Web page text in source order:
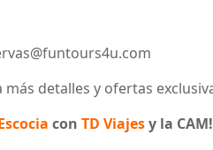
más detalles y ofertas
con TD Viajesy la CAM!